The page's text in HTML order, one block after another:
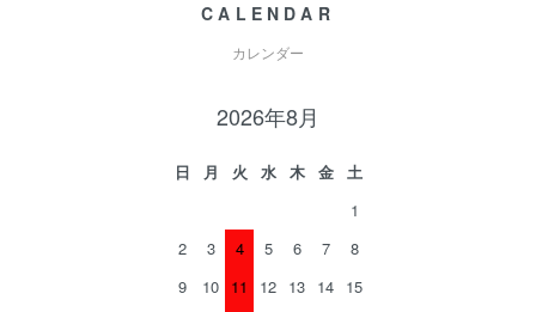
CALENDAR
カレンダー
2026年8月
日 月 火 水 木 金
土
1
2
3 4 5 6 7
8
9
10 11 12 13 14 15